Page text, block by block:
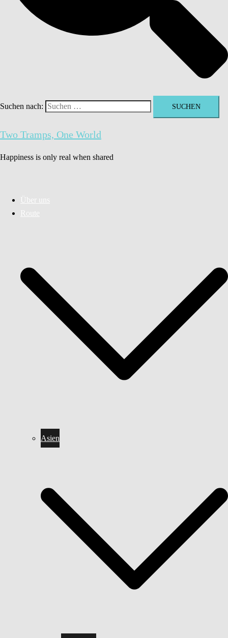
Suchen nach:
Two Tramps, One World
Happiness is only real when shared
Über uns
Route
Asien